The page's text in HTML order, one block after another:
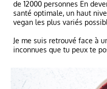
de 12000 personnes En
santé optimale, un haut
vegan les plus variés
Je me suis retrouvé face à
inconnues que tu peux te